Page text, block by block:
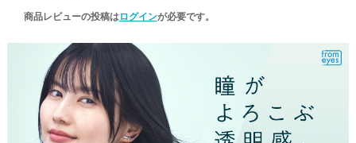
商品レビューの投稿はログインが必要です。